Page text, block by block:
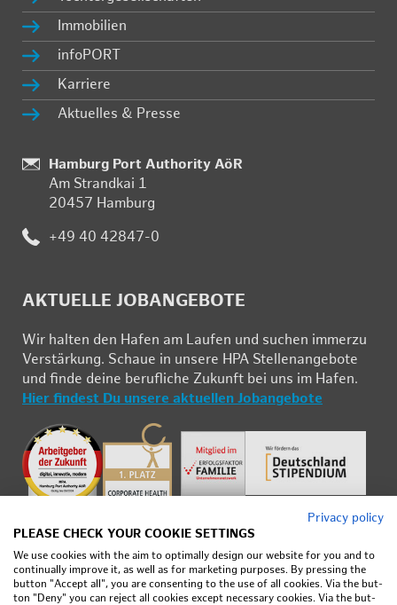
Im­mo­bi­li­en
in­fo­PORT
Kar­rie­re
Ak­tu­el­les & Pres­se
Stand­
ort:
Hamburg Port Authority AöR
Am Strand­kai 1
20457 Ham­burg
Te­
fon:
+49 40 42847-0
AK­TU­EL­LE JOB­AN­GE­BO­TE
Wir hal­ten den Ha­fen am Lau­fen und su­chen im­mer­zu
Ver­stär­kung. Schau­e in un­se­re HPA Stel­len­an­ge­bo­te
und fin­de deine be­ruf­li­che Zu­kunft bei uns im Ha­fen.
Hier fin­dest Du un­se­re ak­tu­el­len Job­an­ge­bo­te
Pri­vacy pol­icy
PLEASE CHECK YOUR COOKIE SET­TINGS
We use cook­ies with the aim to op­ti­mally de­sign our web­site for you and to
con­tin­u­ally im­prove it, as well as for mar­ket­ing pur­poses. By press­ing the
but­ton "Ac­cept all", you are con­sent­ing to the use of all cook­ies. Via the but­
ton "Deny" you can re­ject all cook­ies ex­cept nec­es­sary cook­ies. Via the but­